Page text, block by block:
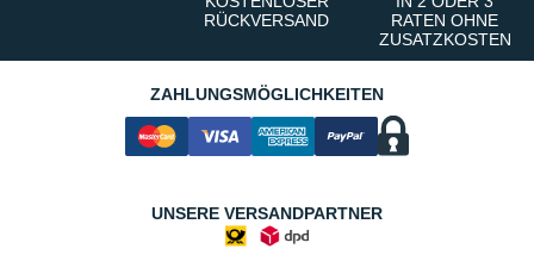
RÜCKVERSAND
RATEN OHNE
ZUSATZKOSTEN
ZAHLUNGSMÖGLICHKEITEN
UNSERE VERSANDPARTNER